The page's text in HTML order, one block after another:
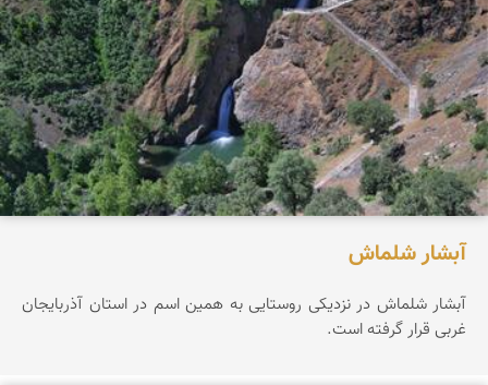
آبشار شلماش
آبشار شلماش در نزدیکی روستایی به همین اسم در استان آذربایجان
غربی قرار گرفته است.